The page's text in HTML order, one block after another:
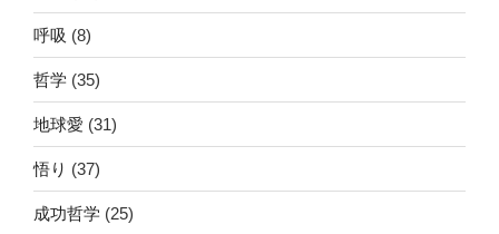
呼吸 (8)
哲学 (35)
地球愛 (31)
悟り (37)
成功哲学 (25)